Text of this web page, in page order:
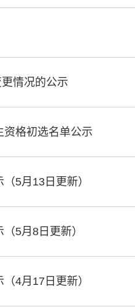
情况的公示
格初选名单公示
5月13日更新）
5月8日更新）
4月17日更新）